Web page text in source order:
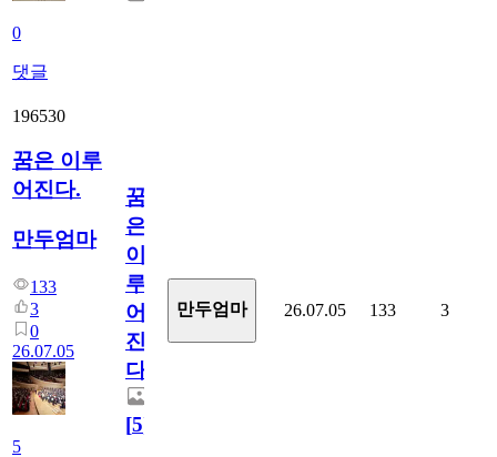
0
댓글
196530
꿈은 이루
어진다.
만두엄마
133
3
0
26.07.05
5
꿈
은
이
루
어
진
다.
[5]
만두엄마 26.07.05 133 3